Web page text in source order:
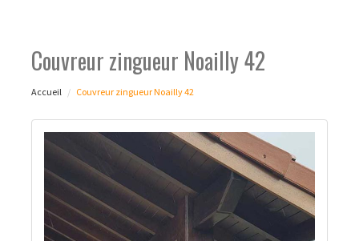
Couvreur zingueur Noailly 42
Accueil Couvreur zingueur Noailly 42